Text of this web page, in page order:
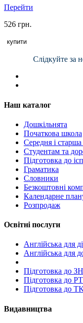
Перейти
526 грн.
купити
Слідкуйте за
Наш каталог
Дошкільнята
Початкова школа
Середня і
Студентам та
Підготовка до
Граматика
Словники
Безкоштовні
Календарне
Розпродаж
Освітні послуги
Англійська для
Англійська для
Пiдготовка до
Підготовка до
Підготовка до
Видавництва